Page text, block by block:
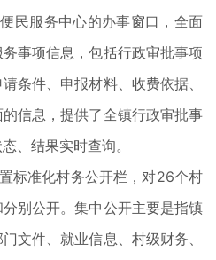
民服务中心的办事窗口，全面
事项信息，包括行政审批事项
条件、申报材料、收费依据、
信息，提供了全镇行政审批事
、结果实时查询。
标准化村务公开栏，对26个村
别公开。集中公开主要是指镇
文件、就业信息、村级财务、